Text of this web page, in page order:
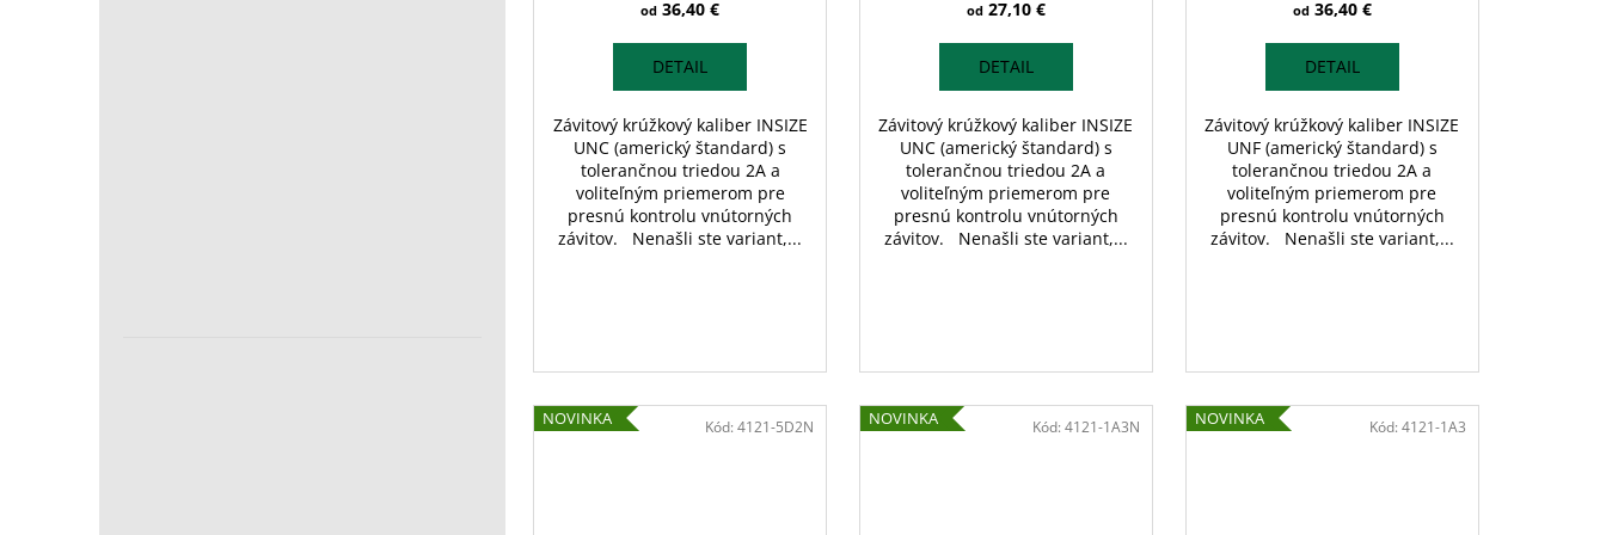
od 36,40 €
DETAIL
Závitový krúžkový kaliber INSIZE
UNC (americký štandard) s
tolerančnou triedou 2A a
voliteľným priemerom pre
presnú kontrolu vnútorných
závitov. Nenašli ste variant,...
od27,10 €
DETAIL
Závitový krúžkový kaliber INSIZE
UNC (americký štandard) s
tolerančnou triedou 2A a
voliteľným priemerom pre
presnú kontrolu vnútorných
závitov. Nenašli ste variant,...
od36,40 €
DETAIL
Závitový krúžkový kaliber INSIZE
UNF (americký štandard) s
tolerančnou triedou 2A a
voliteľným priemerom pre
presnú kontrolu vnútorných
závitov. Nenašli ste variant,...
NOVINKA Kód:4121-5D2N NOVINKA Kód: 4121-1A3N NOVINKA Kód: 4121-1A3